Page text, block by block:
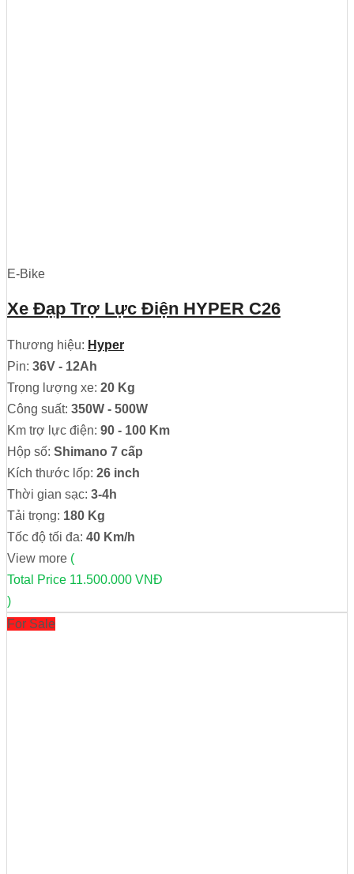
E-Bike
Xe Đạp Trợ Lực Điện HYPER C26
Thương hiệu: Hyper
Pin: 36V - 12Ah
Trọng lượng xe: 20 Kg
Công suất: 350W - 500W
Km trợ lực điện: 90 - 100 Km
Hộp số: Shimano 7 cấp
Kích thước lốp: 26 inch
Thời gian sạc: 3-4h
Tải trọng: 180 Kg
Tốc độ tối đa: 40 Km/h
View more (
Total Price 11.500.000 VNĐ
)
For Sale